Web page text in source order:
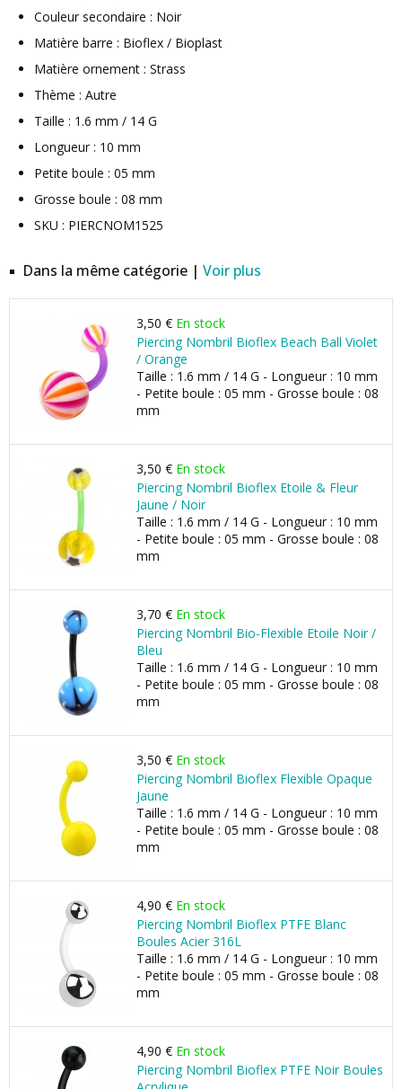
Couleur secondaire : Noir
Matière barre : Bioflex / Bioplast
Matière ornement : Strass
Thème : Autre
Taille : 1.6 mm / 14 G
Longueur : 10 mm
Petite boule : 05 mm
Grosse boule : 08 mm
SKU : PIERCNOM1525
Dans la même catégorie | Voir plus
3,50 € En stock
Piercing Nombril Bioflex Beach Ball Violet
/ Orange
Taille : 1.6 mm / 14 G - Longueur : 10 mm
- Petite boule : 05 mm - Grosse boule : 08
mm
3,50 € En stock
Piercing Nombril Bioflex Etoile & Fleur
Jaune / Noir
Taille : 1.6 mm / 14 G - Longueur : 10 mm
- Petite boule : 05 mm - Grosse boule : 08
mm
3,70 € En stock
Piercing Nombril Bio-Flexible Etoile Noir /
Bleu
Taille : 1.6 mm / 14 G - Longueur : 10 mm
- Petite boule : 05 mm - Grosse boule : 08
mm
3,50 € En stock
Piercing Nombril Bioflex Flexible Opaque
Jaune
Taille : 1.6 mm / 14 G - Longueur : 10 mm
- Petite boule : 05 mm - Grosse boule : 08
mm
4,90 € En stock
Piercing Nombril Bioflex PTFE Blanc
Boules Acier 316L
Taille : 1.6 mm / 14 G - Longueur : 10 mm
- Petite boule : 05 mm - Grosse boule : 08
mm
4,90 € En stock
Piercing Nombril Bioflex PTFE Noir Boules